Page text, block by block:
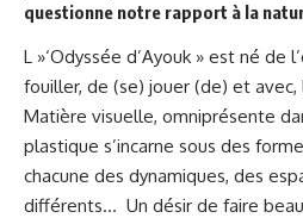
questionne notre rapport à la
L »‘Odyssée d’Ayouk » est né de
fouiller, de (se) jouer (de) et
Matière visuelle, omniprésente
plastique s’incarne sous des
chacune des dynamiques, des
différents… Un désir de faire